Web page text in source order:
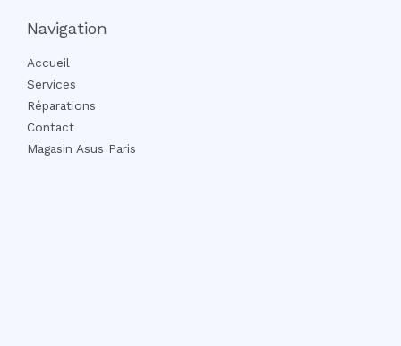
Navigation
Accueil
Services
Réparations
Contact
Magasin Asus Paris